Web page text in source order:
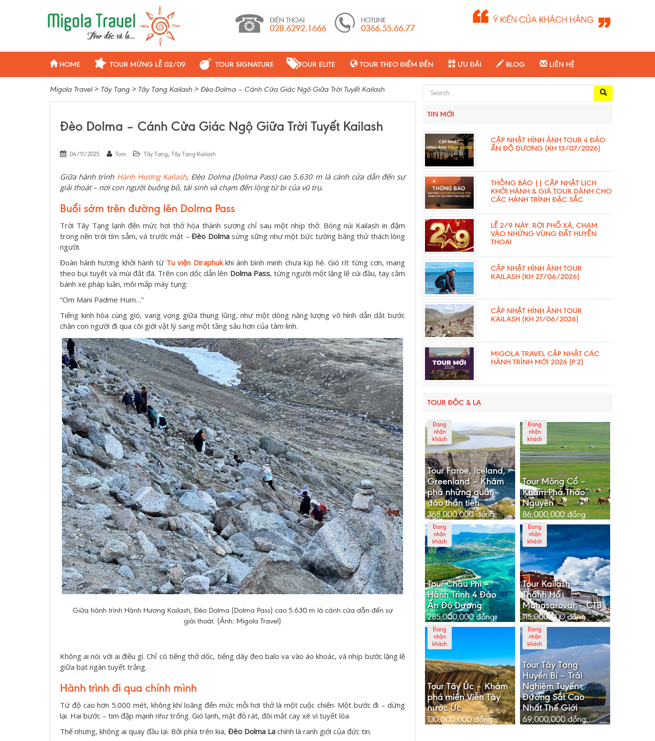
HOME TOUR MỪNG LỄ 02/09 TOUR SIGNATURE TOUR ELITE TOUR THEO ĐIỂM ĐẾN ƯU ĐÃI BLOG LIÊN HỆ
Migola Travel> Tây Tạng > Tây Tạng Kailash > Đèo Dolma – Cánh Cửa Giác Ngộ Giữa Trời Tuyết Kailash
Đèo Dolma – Cánh Cửa Giác Ngộ Giữa Trời Tuyết Kailash
04/11/2025 Tom Tây Tạng, Tây Tạng Kailash
Giữa hành trình Hành Hương Kailash, Đèo Dolma (Dolma Pass) cao 5.630 m là cánh cửa dẫn đến sự
giải thoát – nơi con người buông bỏ, tái sinh và chạm đến lòng từ bi của vũ trụ.
Buổi sớm trên đường lên Dolma Pass
Trời Tây Tạng lạnh đến mức hơi thở hóa thành sương chỉ sau một nhịp thở. Bóng núi Kailash in đậm
trong nền trời tím sẫm, và trước mặt –Đèo Dolmasừng sững như một bức tường băng thử thách lòng
người.
Đoàn hành hương khởi hành từ Tu viện Diraphuk khi ánh bình minh chưa kịp hé. Gió rít từng cơn, mang
theo bụi tuyết và mùi đất đá. Trên con dốc dẫn lên Dolma Pass, từng người một lặng lẽ cúi đầu, tay cầm
bánh xe pháp luân, môi mấp máy tụng:
“Om Mani Padme Hum…”
Tiếng kinh hòa cùng gió, vang vọng giữa thung lũng, như một dòng năng lượng vô hình dẫn dắt bước
chân con người đi qua cõi giới vật lý sang một tầng sâu hơn của tâm linh.
Giữa hành trình Hành Hương Kailash, Đèo Dolma (Dolma Pass) cao 5.630 m là cánh cửa dẫn đến sự
giải thoát. (Ảnh: Migola Travel)
Không ai nói với ai điều gì. Chỉ có tiếng thở dốc, tiếng dây đeo balo va vào áo khoác, và nhịp bước lặng lẽ
giữa bạt ngàn tuyết trắng.
Hành trình đi qua chính mình
Từ độ cao hơn 5.000 mét, không khí loãng đến mức mỗi hơi thở là một cuộc chiến. Một bước đi – dừng
lại. Hai bước – tim đập mạnh như trống. Gió lạnh, mặt đỏ rát, đôi mắt cay xè vì tuyết lóa.
Thế nhưng, không ai quay đầu lại. Bởi phía trên kia, Đèo Dolma La chính là ranh giới của đức tin.
Search for:
TIN MỚI
CẬP NHẬT HÌNH ẢNH TOUR 4 ĐẢO
ẤN ĐỘ DƯƠNG (KH 13/07/2026)
THÔNG BÁO || CẬP NHẬT LỊCH
KHỞI HÀNH & GIÁ TOUR DÀNH CHO
CÁC HÀNH TRÌNH ĐẶC SẮC
LỄ 2/9 NÀY: RỜI PHỐ XÁ, CHẠM
VÀO NHỮNG VÙNG ĐẤT HUYỀN
THOẠI
CẬP NHẬT HÌNH ẢNH TOUR
KAILASH (KH 27/06/2026)
CẬP NHẬT HÌNH ẢNH TOUR
KAILASH (KH 21/06/2026)
MIGOLA TRAVEL CẬP NHẬT CÁC
HÀNH TRÌNH MỚI 2026 (P.2)
TOUR ĐỘC & LẠ
Đang
nhận
khách
Tour Faroe, Iceland,
Greenland – Khám
phá những quần
đảo thần tiên
368,000,000đồng
Đang
nhận
khách
Tour Mông Cổ –
Khám Phá Thảo
Nguyên
86,000,000đồng
Đang
nhận
khách
Tour Châu Phi –
Hành Trình 4 Đảo
Ấn Độ Dương
285,000,000đồng
Đang
nhận
khách
Tour Kailash –
Thánh Hồ
Manasarovar – CT3
115,000,000đồng
Đang
nhận
khách
Tour Tây Úc – Khám
phá miền Viễn Tây
nước Úc
130,000,000đồng
Đang
nhận
khách
Tour Tây Tạng
Huyền Bí – Trải
Nghiệm Tuyến
Đường Sắt Cao
Nhất Thế Giới
69,000,000đồng